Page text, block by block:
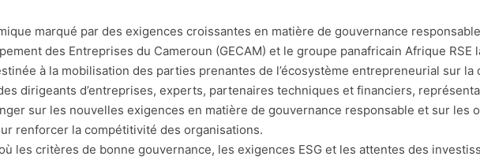
marqué par des exigences croissantes en matière de gouvernance
des Entreprises du Cameroun (GECAM) et le groupe panafricain Afrique RSE
à la mobilisation des parties prenantes de l’écosystème entrepreneurial sur la
dirigeants d’entreprises, experts, partenaires techniques et financiers,
sur les nouvelles exigences en matière de gouvernance responsable et sur les
renforcer la compétitivité des organisations.
les critères de bonne gouvernance, les exigences ESG et les attentes des